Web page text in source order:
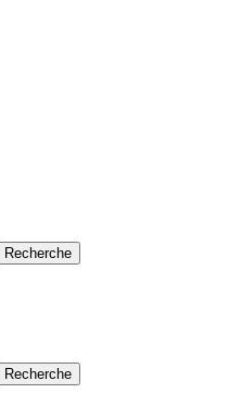
Recherche
Recherche